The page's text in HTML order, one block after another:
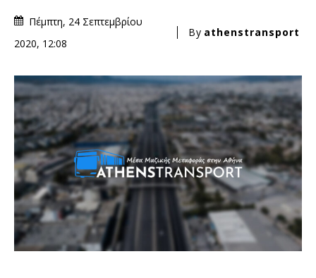
Πέμπτη, 24 Σεπτεμβρίου
2020, 12:08
By athenstransport